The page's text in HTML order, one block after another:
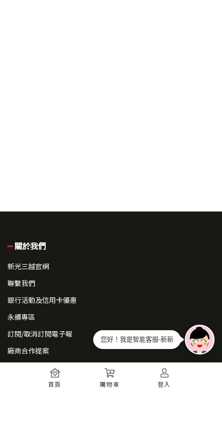
關於我們
新光三越官網
聯繫我們
銀行活動及信用卡優惠
永續專區
訂閱/取消訂閱電子報
廠商合作提案
首頁 購物車 登入
您好！我是智能客服-新新